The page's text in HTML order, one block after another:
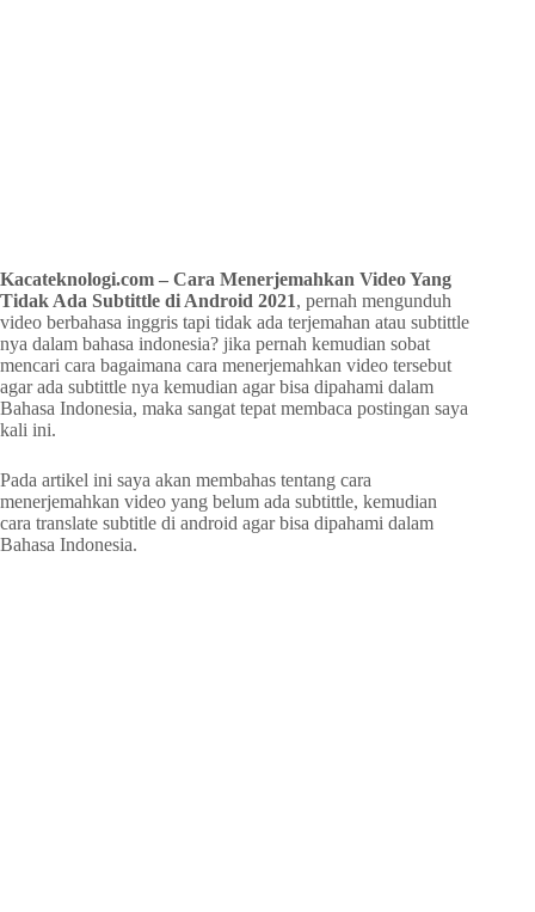
Kacateknologi.com – Cara Menerjemahkan Video Yang
Tidak Ada Subtittle di Android 2021, pernah mengunduh
video berbahasa inggris tapi tidak ada terjemahan atau subtittle
nya dalam bahasa indonesia? jika pernah kemudian sobat
mencari cara bagaimana cara menerjemahkan video tersebut
agar ada subtittle nya kemudian agar bisa dipahami dalam
Bahasa Indonesia, maka sangat tepat membaca postingan saya
kali ini.
Pada artikel ini saya akan membahas tentang cara
menerjemahkan video yang belum ada subtittle, kemudian
cara translate subtitle di android agar bisa dipahami dalam
Bahasa Indonesia.